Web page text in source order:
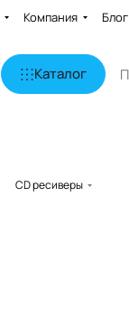
Компания Блог
Каталог
CD ресиверы